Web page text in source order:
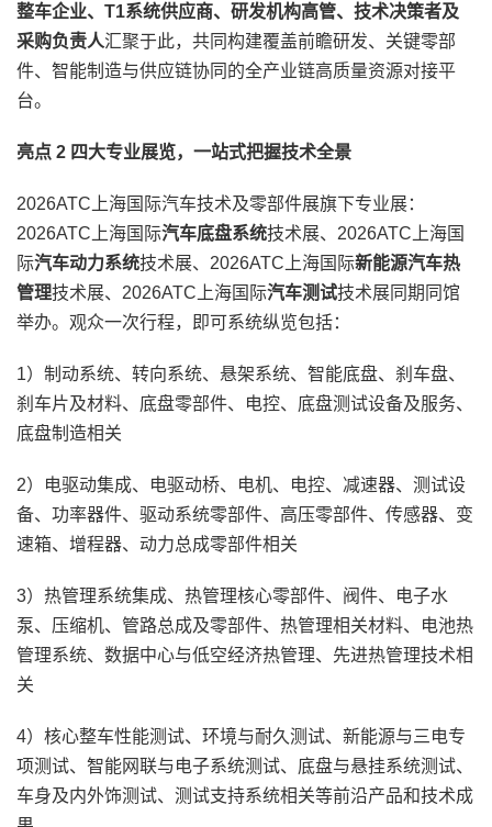
整车企业、T1系统供应商、研发机构高管、技术决策者及
采购负责人汇聚于此，共同构建覆盖前瞻研发、关键零部
件、智能制造与供应链协同的全产业链高质量资源对接平
台。
亮点 2 四大专业展览，一站式把握技术全景
2026ATC上海国际汽车技术及零部件展旗下专业展：
2026ATC上海国际汽车底盘系统技术展、2026ATC上海国
际汽车动力系统技术展、2026ATC上海国际新能源汽车热
管理技术展、2026ATC上海国际汽车测试技术展同期同馆
举办。观众一次行程，即可系统纵览包括：
1）制动系统、转向系统、悬架系统、智能底盘、刹车盘、
刹车片及材料、底盘零部件、电控、底盘测试设备及服务、
底盘制造相关
2）电驱动集成、电驱动桥、电机、电控、减速器、测试设
备、功率器件、驱动系统零部件、高压零部件、传感器、变
速箱、增程器、动力总成零部件相关
3）热管理系统集成、热管理核心零部件、阀件、电子水
泵、压缩机、管路总成及零部件、热管理相关材料、电池热
管理系统、数据中心与低空经济热管理、先进热管理技术相
关
4）核心整车性能测试、环境与耐久测试、新能源与三电专
项测试、智能网联与电子系统测试、底盘与悬挂系统测试、
车身及内外饰测试、测试支持系统相关等前沿产品和技术成